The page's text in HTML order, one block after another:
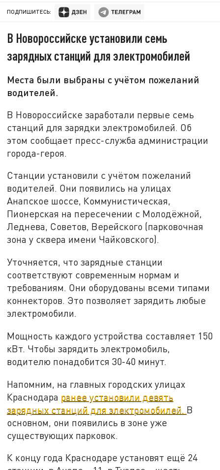
ПОДПИШИТЕСЬ:
В Новороссийске установили семь
зарядных станций для электромобилей
Места были выбраны с учётом пожеланий
водителей.
В Новороссийске заработали первые семь
станций для зарядки электромобилей. Об
этом сообщает пресс-служба администрации
города-героя.
Станции установили с учётом пожеланий
водителей. Они появились на улицах
Анапское шоссе, Коммунистическая,
Пионерская на пересечении с Молодёжной,
Леднева, Советов, Верейского (парковочная
зона у сквера имени Чайковского).
Уточняется, что зарядные станции
соответствуют современным нормам и
требованиям. Они оборудованы всеми типами
коннекторов. Это позволяет зарядить любые
электромобили.
Мощность каждого устройства составляет 150
кВт. Чтобы зарядить электромобиль,
водителю понадобится 30-40 минут.
Напомним, на главных городских улицах
Краснодара ранее установили девять
зарядных станций для электромобилей. В
основном, они появились в зоне уже
существующих парковок.
К концу года Краснодаре установят ещё 24